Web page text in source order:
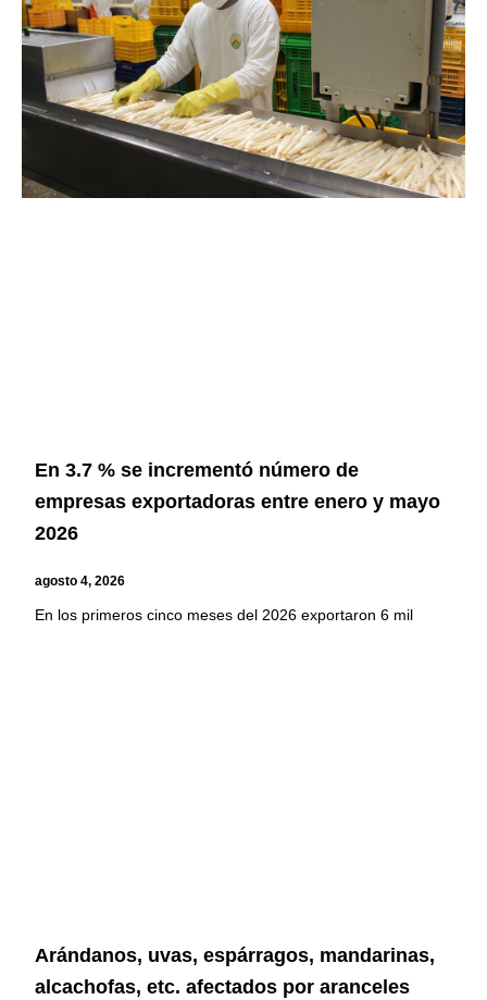
En 3.7 % se incrementó número de
empresas exportadoras entre enero y mayo
2026
agosto 4, 2026
En los primeros cinco meses del 2026 exportaron 6 mil
Arándanos, uvas, espárragos, mandarinas,
alcachofas, etc. afectados por aranceles